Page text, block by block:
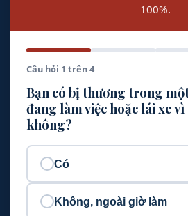
100%.
Câu hỏi 1 trên 4
Bạn có bị thương trong
đang làm việc hoặc lái xe vì
không?
Có
Không, ngoài giờ làm